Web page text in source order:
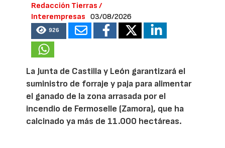
Redacción Tierras /
Interempresas
03/08/2026
926
La Junta de Castilla y León garantizará el
suministro de forraje y paja para alimentar
el ganado de la zona arrasada por el
incendio de Fermoselle (Zamora), que ha
calcinado ya más de 11.000 hectáreas.